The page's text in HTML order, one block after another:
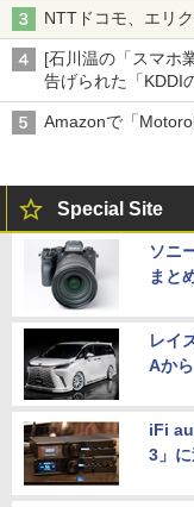
NTTドコモ、エリ
[石川温の「スマホ
告げられた「KDDI
穴と楽天モバイル
Amazonで「
Special Site
ソニ
まと
レイ
Aか
iFi
3」